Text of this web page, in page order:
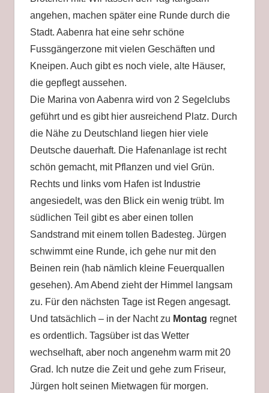
angehen, machen später eine Runde durch die
Stadt. Aabenra hat eine sehr schöne
Fussgängerzone mit vielen Geschäften und
Kneipen. Auch gibt es noch viele, alte Häuser,
die gepflegt aussehen.
Die Marina von Aabenra wird von 2 Segelclubs
geführt und es gibt hier ausreichend Platz. Durch
die Nähe zu Deutschland liegen hier viele
Deutsche dauerhaft. Die Hafenanlage ist recht
schön gemacht, mit Pflanzen und viel Grün.
Rechts und links vom Hafen ist Industrie
angesiedelt, was den Blick ein wenig trübt. Im
südlichen Teil gibt es aber einen tollen
Sandstrand mit einem tollen Badesteg. Jürgen
schwimmt eine Runde, ich gehe nur mit den
Beinen rein (hab nämlich kleine Feuerquallen
gesehen). Am Abend zieht der Himmel langsam
zu. Für den nächsten Tage ist Regen angesagt.
Und tatsächlich – in der Nacht zu Montag regnet
es ordentlich. Tagsüber ist das Wetter
wechselhaft, aber noch angenehm warm mit 20
Grad. Ich nutze die Zeit und gehe zum Friseur,
Jürgen holt seinen Mietwagen für morgen.